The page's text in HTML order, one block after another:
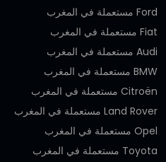
Ford مستعملة في المغرب
Fiat مستعملة في المغرب
Audi مستعملة في المغرب
BMW مستعملة في المغرب
Citroën مستعملة في المغرب
Land Rover مستعملة في المغرب
Opel مستعملة في المغرب
Toyota مستعملة في المغرب